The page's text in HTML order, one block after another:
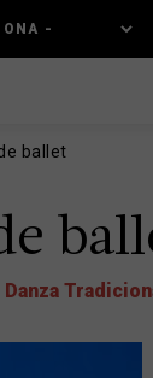
ballet